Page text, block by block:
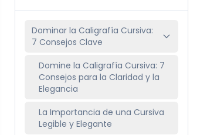
Dominar la Caligrafía Cursiva:
7 Consejos Clave
Domine la Caligrafía Cursiva: 7
Consejos para la Claridad y la
Elegancia
La Importancia de una Cursiva
Legible y Elegante